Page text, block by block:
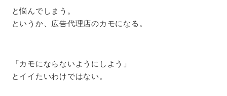
と悩んでしまう。
というか、広告代理店のカモになる。
「カモにならないようにしよう」
とイイたいわけではない。